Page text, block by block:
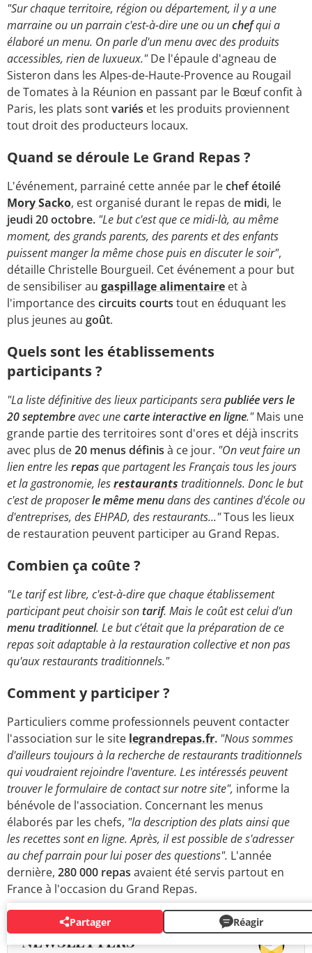
"Sur chaque territoire, région ou département, il y a une
marraine ou un parrain c'est-à-dire une ou unchefqui a
élaboré un menu. On parle d'un menu avec des produits
accessibles, rien de luxueux."De l'épaule d'agneau de
Sisteron dans les Alpes-de-Haute-Provence au Rougail
de Tomates à la Réunion en passant par le Bœuf confit à
Paris, les plats sontvariés et les produits proviennent
tout droit des producteurs locaux.
Quand se déroule Le Grand Repas ?
L'événement, parrainé cette année par lechef étoilé
Mory Sacko, est organisé durant le repas de midi, le
jeudi 20 octobre. "Le but c'est que ce midi-là, au même
moment, des grands parents, des parents et des enfants
puissent manger la même chose puis en discuter le soir",
détaille Christelle Bourgueil. Cet événement a pour but
de sensibiliser au gaspillage alimentaire et à
l'importance des circuits courts tout en éduquant les
plus jeunes au goût.
Quels sont les établissements
participants ?
"La listedéfinitive des lieux participants serapubliée vers le
20 septembreavec unecarte interactive en ligne."Mais une
grande partie des territoires sont d'ores et déjà inscrits
avec plus de20 menus définis à ce jour. "On veut faire un
lien entre lesrepasque partagent les Français tous les jours
et la gastronomie, lesrestaurants traditionnels. Donc le but
c'est de proposerle même menudans des cantines d'école ou
d'entreprises, des EHPAD, des restaurants..."Tous les lieux
de restauration peuvent participer au Grand Repas.
Combien ça coûte ?
"Le tarif est libre, c'est-à-dire que chaque établissement
participant peut choisir son tarif. Mais le coût est celui d'un
menu traditionnel. Le but c'était que la préparation de ce
repas soit adaptable à la restauration collective et non pas
qu'aux restaurants traditionnels."
Comment y participer ?
Particuliers comme professionnels peuvent contacter
l'association sur le site legrandrepas.fr. "Nous sommes
d'ailleurs toujours à la recherche de restaurants traditionnels
qui voudraient rejoindre l'aventure. Les intéressés peuvent
trouver le formulaire de contact sur notre site", informe la
bénévole de l'association. Concernant les menus
élaborés par les chefs, "la description des plats ainsi que
les recettes sont en ligne. Après, il est possible de s'adresser
au chef parrain pour lui poser des questions". L'année
dernière, 280 000 repas avaient été servis partout en
France à l'occasion du Grand Repas.
Partager Réagir
NEWSLETTERS